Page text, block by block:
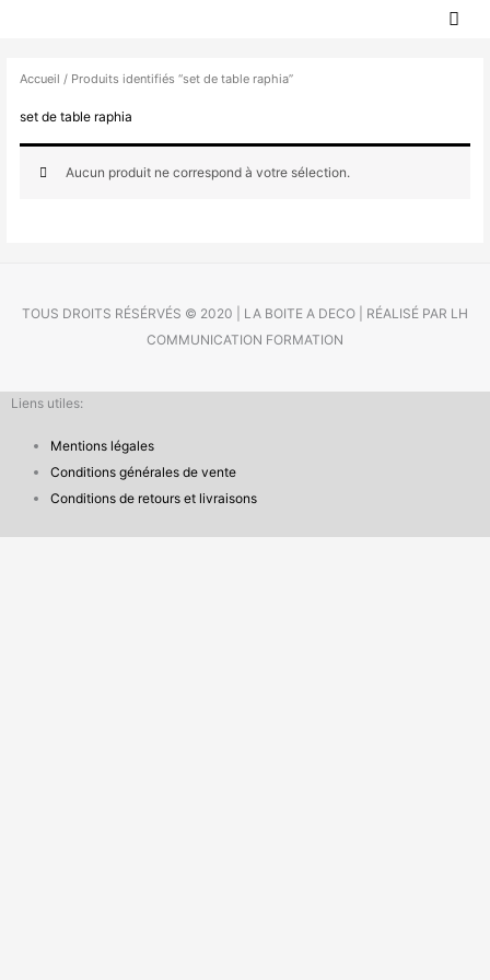
Accueil / Produits identifiés “set de table raphia”
set de table raphia
Aucun produit ne correspond à votre sélection.
TOUS DROITS RÉSÉRVÉS © 2020 | LA BOITE A DECO | RÉALISÉ PAR LH
COMMUNICATION FORMATION
Liens utiles:
Mentions légales
Conditions générales de vente
Conditions de retours et livraisons